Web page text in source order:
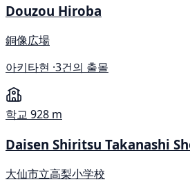
Douzou Hiroba
銅像広場
아키타현 ·3건의 출몰
학교 928 m
Daisen Shiritsu Takanashi
大仙市立高梨小学校